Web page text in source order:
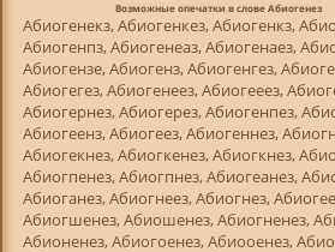
Возможные опечатки в слове Абиогенез
Абиогенекз, Абиогенкез, Абиогенкз,
Абиогенпз, Абиогенеаз, Абиогенаез,
Абиогензе, Абиогенз, Абиогенгез,
Абиогегез, Абиогенеез, Абиогееез,
Абиогернез, Абиогерез, Абиогенпез,
Абиогеенз, Абиогеез, Абиогеннез,
Абиогекнез, Абиогкенез, Абиогкнез,
Абиогпенез, Абиогпнез, Абиогеанез,
Абиоганез, Абиогнеез, Абиогнез,
Абиогшенез, Абиошенез, Абиогненез,
Абионенез, Абиогоенез, Абиооенез,